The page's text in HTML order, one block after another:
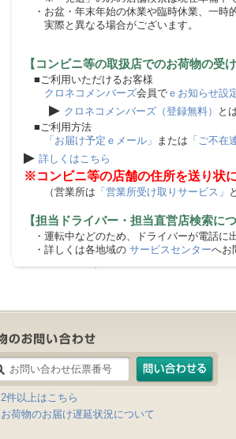
・お盆・年末年始の休業や臨時休業、一時
実際と異なる場合がございます。
【コンビニ等の取扱店でのお荷物の受
■ご利用いただけるお客様
クロネコメンバーズ会員で ｅお知らせ設
▶ クロネコメンバーズ（登録無料）
と
■ご利用方法
「お届け予定ｅメール」 または 「ご不在
▶ 詳しくはこちら
※コンビニ等の店舗の住所を送り状
（営業所は 「営業所受け取りサービス」
【担当ドライバー・担当直営店検索につ
・運転中などのため、ドライバーが電話に
・詳しくは各地域の サービスセンターへお
2件以上はこちら
お荷物のお届け遅延状況について